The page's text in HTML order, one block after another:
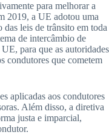
para melhorar a
2019, a UE adotou uma
leis de trânsito em toda
de intercâmbio de
para que as autoridades
condutores que cometem
aplicadas aos condutores
Além disso, a diretiva
justa e imparcial,